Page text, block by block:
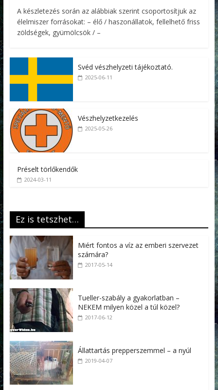
A készletezés során az alábbiak szerint csoportosítjuk az
élelmiszer forrásokat: – élő / haszonállatok, fellelhető friss
zöldségek, gyümölcsök / –
Svéd vészhelyzeti tájékoztató.
2025-06-11
Vészhelyzetkezelés
2025-05-26
Préselt törlőkendők
2024-03-11
Ez is tetszhet…
Miért fontos a víz az emberi szervezet
számára?
2017-05-14
Tueller-szabály a gyakorlatban –
NEKEM milyen közel a túl közel?
2017-06-12
Állattartás prepperszemmel – a nyúl
2019-04-07